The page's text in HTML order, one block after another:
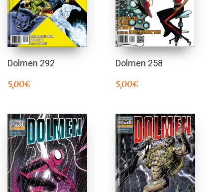
Dolmen 292
5,00€
Dolmen 258
5,00€